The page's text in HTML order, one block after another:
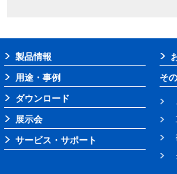
製品情報
用途・事例
ダウンロード
展示会
サービス・サポート
そ